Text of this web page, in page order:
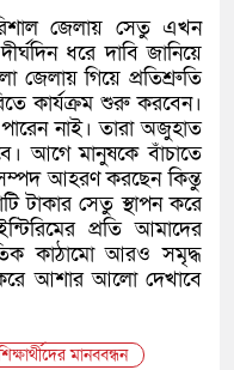
জেলায় সেতু এখন
ধরে দাবি জানিয়ে
জেলায় গিয়ে প্রতিশ্রুতি
কার্যক্রম শুরু করবেন।
নাই। তারা অজুহাত
আগে মানুষকে বাঁচাতে
আহরণ করছেন কিন্তু
টাকার সেতু স্থাপন করে
প্রতি আমাদের
কাঠামো আরও সমৃদ্ধ
আশার আলো দেখাবে
মানববন্ধন